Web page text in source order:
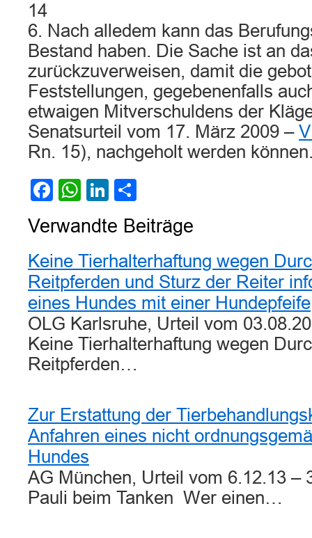
14
6. Nach alledem kann das
Bestand haben. Die Sache ist an
zurückzuverweisen, damit die
Feststellungen, gegebenenfalls
etwaigen Mitverschuldens der
Senatsurteil vom 17. März 2009 –
Rn. 15), nachgeholt werden
Facebook
WhatsApp
LinkedIn
Verwandte Beiträge
Keine Tierhalterhaftung wegen
Reitpferden und Sturz der Reiter
eines Hundes mit einer Hundepfeife
OLG Karlsruhe, Urteil vom
Keine Tierhalterhaftung wegen
Reitpferden…
Zur Erstattung der
Anfahren eines nicht
Hundes
AG München, Urteil vom 6.12.13 –
Pauli beim Tanken Wer einen…